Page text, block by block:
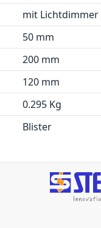
mit Lichtdimmer
50 mm
200 mm
120 mm
0.295 Kg
Blister